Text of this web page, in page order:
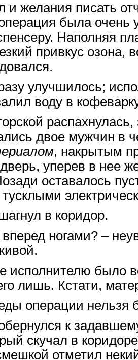
и желания писать
была очень
Наполняя
привкус озона,
улучшилось;
воду в
двое мужчин в
, накрытым
уперев в нее
оставалось
в коридор.
ногами? –
исполнителю было
лишь. Кстати,
операции нельзя
к
скучал в
отметил